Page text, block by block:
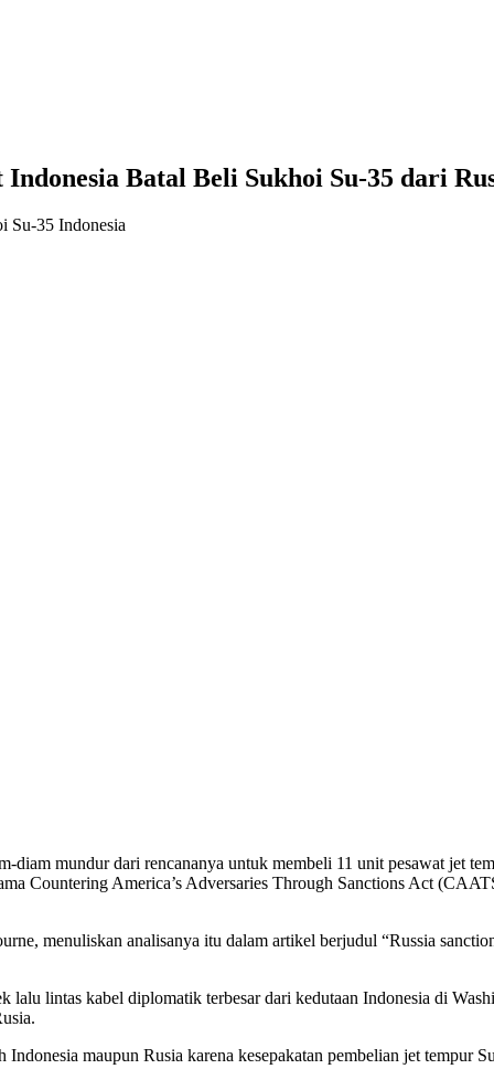
Batal Beli Sukhoi Su-35 dari
Su-35 Indonesia
diam mundur dari rencananya untuk membeli 11 unit pesawat jet
Countering America’s Adversaries Through Sanctions Act
menuliskan analisanya itu dalam artikel berjudul “Russia
lalu lintas kabel diplomatik terbesar dari kedutaan Indonesia di
maupun Rusia karena kesepakatan pembelian jet tempur